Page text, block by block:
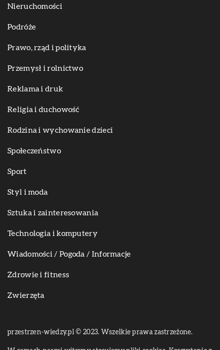
Nieruchomości
Podróże
Prawo, rząd i polityka
Przemysł i rolnictwo
Reklama i druk
Religia i duchowość
Rodzina i wychowanie dzieci
Społeczeństwo
Sport
Styl i moda
Sztuka i zainteresowania
Technologia i komputery
Wiadomości / Pogoda / Informacje
Zdrowie i fitness
Zwierzęta
przestrzen-wiedzy.pl © 2023. Wszelkie prawa zastrzeżone.